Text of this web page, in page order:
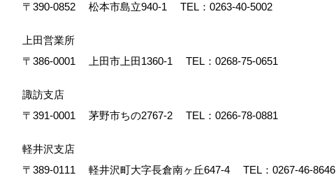
〒390-0852
松本市島立940-1 TEL： 0263-40-5002
上田営業所
〒386-0001
上田市上田1360-1 TEL： 0268-75-0651
諏訪支店
〒391-0001
茅野市ちの2767-2 TEL： 0266-78-0881
軽井沢支店
〒389-0111
軽井沢町大字長倉南ヶ丘647-4 TEL： 0267-46-8646